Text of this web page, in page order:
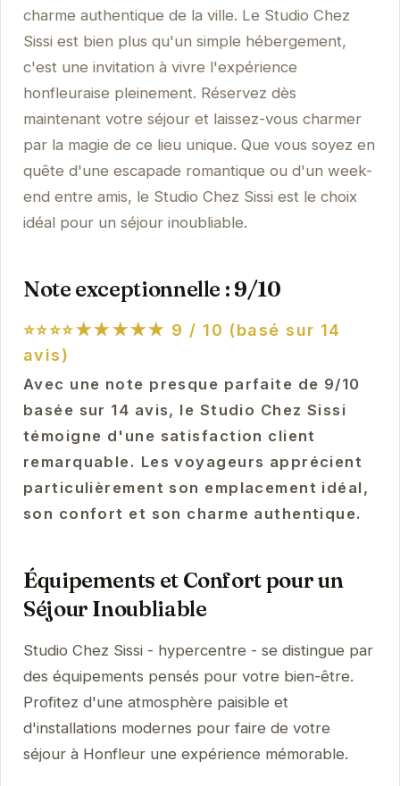
charme authentique de la ville. Le Studio Chez
Sissi est bien plus qu'un simple hébergement,
c'est une invitation à vivre l'expérience
honfleuraise pleinement. Réservez dès
maintenant votre séjour et laissez-vous charmer
par la magie de ce lieu unique. Que vous soyez en
quête d'une escapade romantique ou d'un week-
end entre amis, le Studio Chez Sissi est le choix
idéal pour un séjour inoubliable.
Note exceptionnelle : 9/10
⭐⭐⭐⭐★★★★★ 9 / 10 (basé sur 14
avis)
Avec une note presque parfaite de 9/10
basée sur 14 avis, le Studio Chez Sissi
témoigne d'une satisfaction client
remarquable. Les voyageurs apprécient
particulièrement son emplacement idéal,
son confort et son charme authentique.
Équipements et Confort pour un
Séjour Inoubliable
Studio Chez Sissi - hypercentre - se distingue par
des équipements pensés pour votre bien-être.
Profitez d'une atmosphère paisible et
d'installations modernes pour faire de votre
séjour à Honfleur une expérience mémorable.